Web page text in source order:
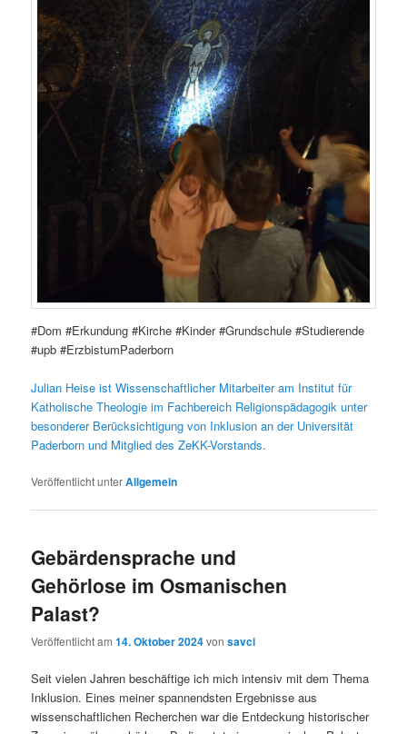
#Dom #Erkundung #Kirche #Kinder #Grundschule #Studierende
#upb #ErzbistumPaderborn
Julian Heise ist Wissenschaftlicher Mitarbeiter am Institut für
Katholische Theologie im Fachbereich Religionspädagogik unter
besonderer Berücksichtigung von Inklusion an der Universität
Paderborn und Mitglied des ZeKK-Vorstands.
Veröffentlicht unterAllgemein
Gebärdensprache und
Gehörlose im Osmanischen
Palast?
Veröffentlicht am14. Oktober 2024vonsavci
Seit vielen Jahren beschäftige ich mich intensiv mit dem Thema
Inklusion. Eines meiner spannendsten Ergebnisse aus
wissenschaftlichen Recherchen war die Entdeckung historischer